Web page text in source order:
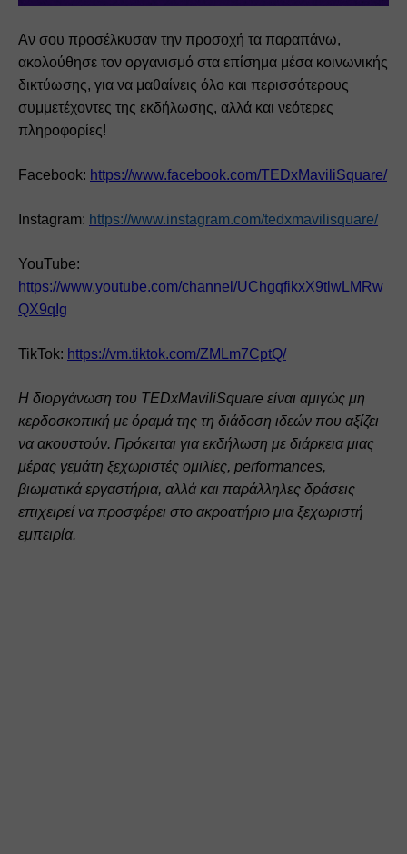
Αν σου προσέλκυσαν την προσοχή τα παραπάνω,
ακολούθησε τον οργανισμό στα επίσημα μέσα κοινωνικής
δικτύωσης, για να μαθαίνεις όλο και περισσότερους
συμμετέχοντες της εκδήλωσης, αλλά και νεότερες
πληροφορίες!
Facebook: https://www.facebook.com/TEDxMaviliSquare/
Instagram: https://www.instagram.com/tedxmavilisquare/
https://www.youtube.com/channel/UChgqfikxX9tlwLMRw
QX9qIg
TikTok: https://vm.tiktok.com/ZMLm7CptQ/
Η διοργάνωση του TEDxMaviliSquare είναι αμιγώς μη
κερδοσκοπική με όραμά της τη διάδοση ιδεών που αξίζει
να ακουστούν. Πρόκειται για εκδήλωση με διάρκεια μιας
μέρας γεμάτη ξεχωριστές ομιλίες, performances,
βιωματικά εργαστήρια, αλλά και παράλληλες δράσεις
επιχειρεί να προσφέρει στο ακροατήριο μια ξεχωριστή
εμπειρία.